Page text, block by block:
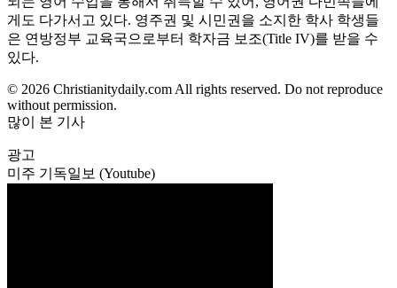
게도 다가서고 있다. 영주권 및 시민권을 소지한 학사 학생들
은 연방정부 교육국으로부터 학자금 보조(Title IV)를 받을 수
있다.
© 2026 Christianitydaily.com All rights reserved. Do not reproduce
without permission.
많이 본 기사
광고
미주 기독일보 (Youtube)